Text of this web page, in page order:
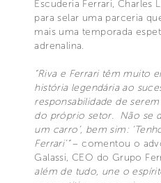
Escuderia Ferrari, Charles
para selar uma parceria
mais uma temporada
adrenalina.
“Riva e Ferrari têm muito
história legendária ao
responsabilidade de
do próprio setor. Não se
um carro’, bem sim:
Ferrari’”– comentou o
Galassi, CEO do Grupo
além de tudo, une o